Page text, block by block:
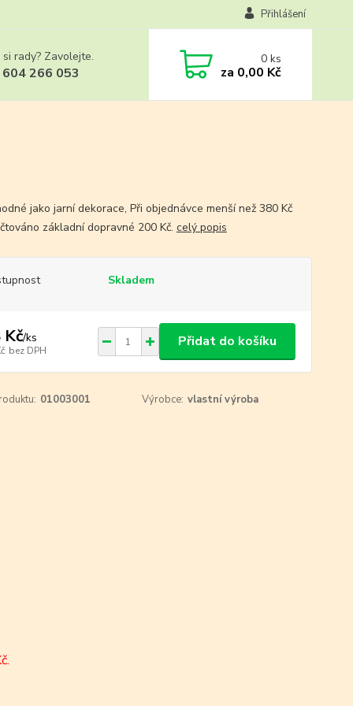
Přihlášení
rady? Zavolejte.
266 053
0ks
za 0,00 Kč
jako jarní dekorace, Při objednávce menší než 380 Kč
základní dopravné 200 Kč. celý popis
Skladem
Kč/ks
bez DPH
Přidat do košíku
01003001 Výrobce: vlastní výroba